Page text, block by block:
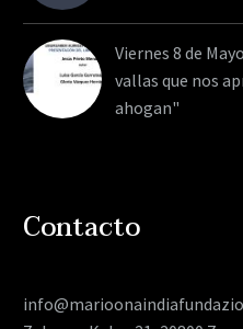
Viernes 8 de
vallas que nos
ahogan"
Contacto